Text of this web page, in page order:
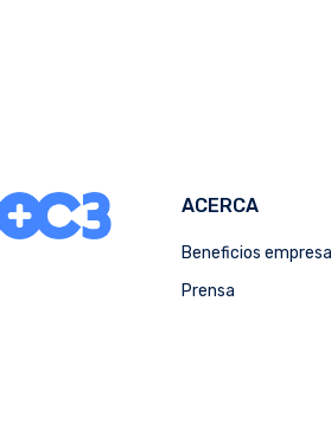
ACERCA
Beneficios
Prensa